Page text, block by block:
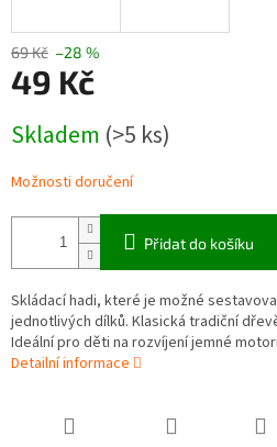
69 Kč –28 %
49 Kč
cena:
Skladem (>5 ks)
Možnosti doručení
Přidat do košíku
Skládací hadi, které je možné
jednotlivých dílků. Klasická tradiční
Ideální pro děti na rozvíjení jemné
Detailní informace